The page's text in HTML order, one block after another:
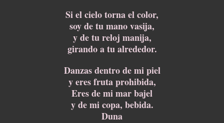
Si el cielo torna el color,
soy de tu mano vasija,
y de tu reloj manija,
girando a tu alrededor.
Danzas dentro de mi piel
y eres fruta prohibida,
Eres de mi mar bajel
y de mi copa, bebida.
Duna